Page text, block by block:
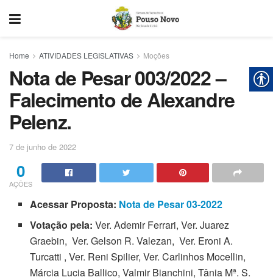
Home ATIVIDADES LEGISLATIVAS Moções
Nota de Pesar 003/2022 –
Falecimento de Alexandre
Pelenz.
7 de junho de 2022
0
AÇÕES
Acessar Proposta: Nota de Pesar 03-2022
Votação pela: Ver. Ademir Ferrari, Ver. Juarez
Graebin, Ver. Gelson R. Valezan, Ver. Eroni A.
Turcatti , Ver. Reni Spilier, Ver. Carlinhos Mocellin,
Márcia Lucia Ballico, Valmir Bianchini, Tânia Mª. S.